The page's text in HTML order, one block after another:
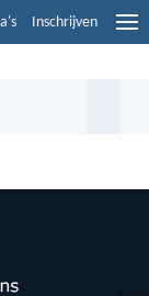
Inschrijven